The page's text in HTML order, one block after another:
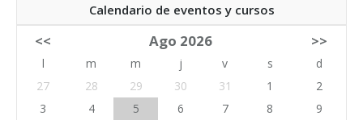
Calendario de eventos y cursos
<< Ago 2026 >>
l m m j v s
d
27
28 29 30 31 1
2
3
4 5 6 7 8
9